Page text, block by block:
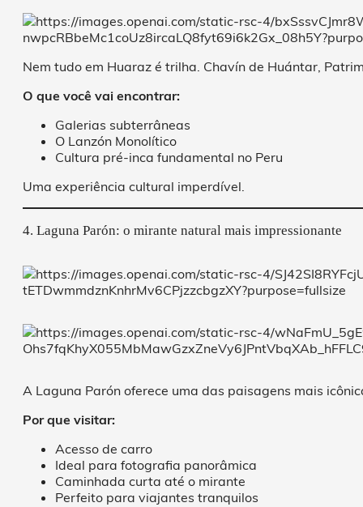
Nem tudo em Huaraz é trilha. Chavín de Huántar,
O que você vai encontrar:
Galerias subterrâneas
O Lanzón Monolítico
Cultura pré-inca fundamental no Peru
Uma experiência cultural imperdível.
4. Laguna Parón: o mirante natural mais impressionante
A Laguna Parón oferece uma das paisagens mais
Por que visitar:
Acesso de carro
Ideal para fotografia panorâmica
Caminhada curta até o mirante
Perfeito para viajantes tranquilos